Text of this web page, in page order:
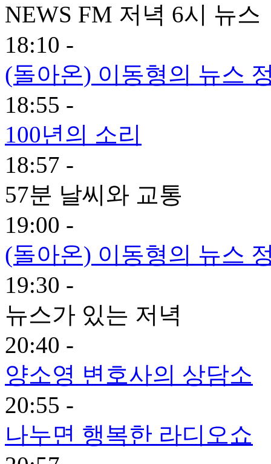
NEWS FM 저녁 6시 뉴스
18:10 -
(돌아온) 이동형의 뉴스
18:55 -
100년의 소리
18:57 -
57분 날씨와 교통
19:00 -
(돌아온) 이동형의 뉴스
19:30 -
뉴스가 있는 저녁
20:40 -
양소영 변호사의 상담소
20:55 -
나누면 행복한 라디오쇼